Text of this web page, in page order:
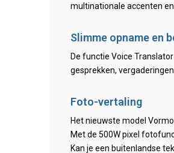
multinationale accenten
Slimme opname en
De functie Voice
gesprekken,
Foto-vertaling
Het nieuwste model
Met de 500W pixel
Kan je een buitenlandse